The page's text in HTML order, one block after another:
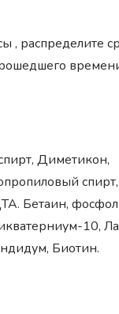
, распределите
Диметикон,
Бетаин,
10,
Биотин.